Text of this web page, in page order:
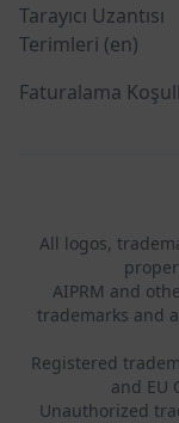
Tarayıcı Uzantısı
Terimleri (en)
Faturalama
All logos,
AIPRM and
trademarks and
Registered
and EU
Unauthorized